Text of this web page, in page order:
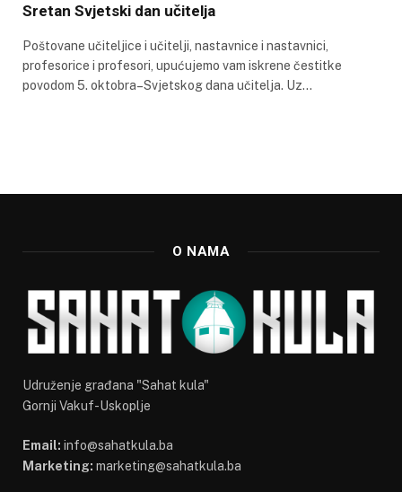
Sretan Svjetski dan učitelja
Poštovane učiteljice i učitelji, nastavnice i nastavnici,
profesorice i profesori, upućujemo vam iskrene čestitke
povodom 5. oktobra–Svjetskog dana učitelja. Uz…
O NAMA
Udruženje građana "Sahat kula"
Gornji Vakuf-Uskoplje
Email: info@sahatkula.ba
Marketing: marketing@sahatkula.ba